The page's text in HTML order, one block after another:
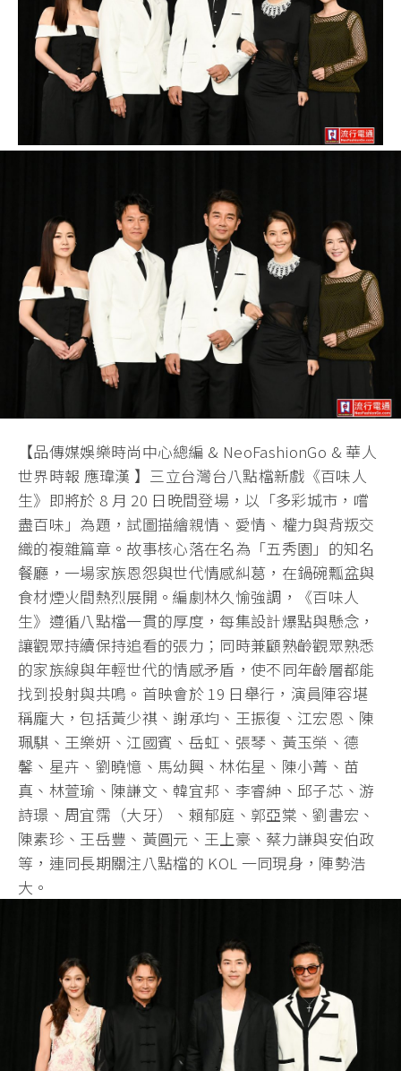
【品傳媒娛樂時尚中心總編 & NeoFashionGo & 華人
世界時報 應瑋漢 】三立台灣台八點檔新戲《百味人
生》即將於 8 月 20 日晚間登場，以「多彩城市，嚐
盡百味」為題，試圖描繪親情、愛情、權力與背叛交
織的複雜篇章。故事核心落在名為「五秀園」的知名
餐廳，一場家族恩怨與世代情感糾葛，在鍋碗瓢盆與
食材煙火間熱烈展開。編劇林久愉強調，《百味人
生》遵循八點檔一貫的厚度，每集設計爆點與懸念，
讓觀眾持續保持追看的張力；同時兼顧熟齡觀眾熟悉
的家族線與年輕世代的情感矛盾，使不同年齡層都能
找到投射與共鳴。首映會於 19 日舉行，演員陣容堪
稱龐大，包括黃少祺、謝承均、王振復、江宏恩、陳
珮騏、王樂妍、江國賓、岳虹、張琴、黃玉榮、德
馨、星卉、劉曉憶、馬幼興、林佑星、陳小菁、苗
真、林萱瑜、陳謙文、韓宜邦、李睿紳、邱子芯、游
詩璟、周宜霈（大牙）、賴郁庭、郭亞棠、劉書宏、
陳素珍、王岳豐、黃圓元、王上豪、蔡力謙與安伯政
等，連同長期關注八點檔的 KOL 一同現身，陣勢浩
大。